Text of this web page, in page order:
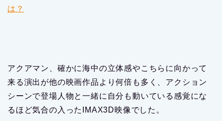
は？
アクアマン、確かに海中の立体感やこちらに向かって
来る演出が他の映画作品より何倍も多く、アクション
シーンで登場人物と一緒に自分も動いている感覚にな
るほど気合の入ったIMAX3D映像でした。